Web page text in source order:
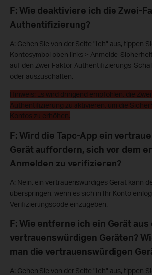
F: Wie deaktiviere ich die Zwei-
Authentifizierung?
A: Gehen Sie von der Seite "Ich" aus, tippen
Kontosymbol oben links > Anmelde-
auf den Zwei-Faktor-Authentifizierungs-
oder auszuschalten.
Hinweis: Es wird dringend empfohlen, die
Authentifizierung zu aktivieren, um die
Kontos zu erhöhen.
F: Wird die Tapo-App ein
Gerät auffordern, sich vor dem
Anmelden zu verifizieren?
A: Nein, ein vertrauenswürdiges Gerät kann
überspringen, wenn es sich in Ihr Konto
Verifizierungscode einzugeben.
F: Wie entferne ich ein Gerät aus
vertrauenswürdigen Geräten?
man die vertrauenswürdigen
A: Gehen Sie von der Seite "Ich" aus, tippen